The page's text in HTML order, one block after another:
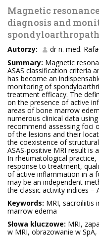
Magnetic
diagnosis and
Autorzy:
dr n. med.
Summary: Magnetic
ASAS classification criteria
has become an
monitoring of
treatment efficacy. The
on the presence of active
areas of bone marrow
numerous clinical data
recommend assessing foci
of the lesions and their
the coexistence of
ASAS-positive MRI result is
In rheumatological
response to treatment,
of active inflammation in a
may be an independent
the classic activity indices –
Keywords: MRI, sacroiliitis
marrow edema
Słowa kluczowe: MRI,
w MRI, obrazowanie w